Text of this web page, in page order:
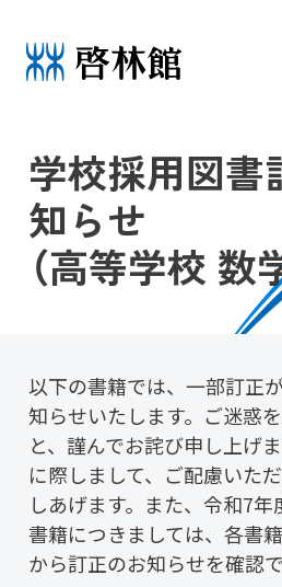
学校採用図書
知らせ
（高等学校 数
以下の書籍では、一部訂正
知らせいたします。ご迷惑
と、謹んでお詫び申し上げ
に際しまして、ご配慮いた
しあげます。また、令和7
書籍につきましては、各書
から訂正のお知らせを確認で